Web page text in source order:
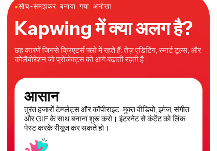
●सोच-समझकर बनाया गया अनोखा
Kapwing में क्या अलग है?
छह कारणें जिनसे क्रिएटर्स फ्लो में रहते हैं: तेज़ एडिटिंग, स्मार्ट टूल्स, और
कोलैबोरेशन जो प्रोजेक्ट्स को आगे बढ़ाती रहती है।
आसान
तुरंत हजारों टेम्प्लेट्स और कॉपीराइट-मुक्त वीडियो, इमेज, संगीत
और GIF के साथ बनाना शुरू करो। इंटरनेट से कंटेंट को लिंक
पेस्ट करके रीयूज कर सकते हो।